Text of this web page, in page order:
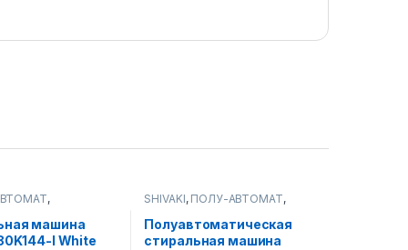
,
машина
I White
SHIVAKI, ПОЛУ-АВТОМАТ,
Полуавтоматическая
стиральная машина